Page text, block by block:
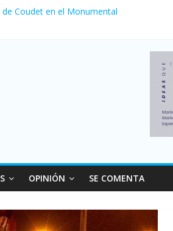
Coudet en el Monumental
más movimiento y consumo turístico: 4,6
autos usados en julio: bajó un 12,6%
OPINIÓN SE COMENTA